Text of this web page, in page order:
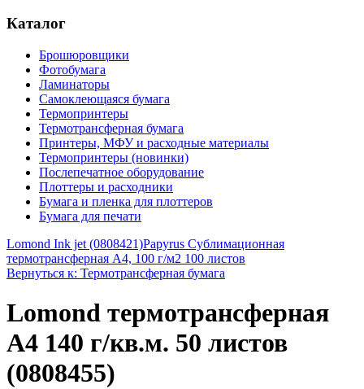
Каталог
Брошюровщики
Фотобумага
Ламинаторы
Самоклеющаяся бумага
Термопринтеры
Термотрансферная бумага
Принтеры, МФУ и расходные материалы
Термопринтеры (новинки)
Послепечатное оборудование
Плоттеры и расходники
Бумага и пленка для плоттеров
Бумага для печати
Lomond Ink jet (0808421)Papyrus Сублимационная
термотрансферная A4, 100 г/м2 100 листов
Вернуться к: Термотрансферная бумага
Lomond термотрансферная
А4 140 г/кв.м. 50 листов
(0808455)